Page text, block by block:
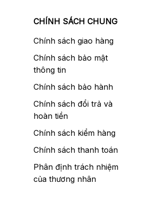
CHÍNH SÁCH CHUNG
Chính sách giao hàng
Chính sách bảo mật
thông tin
Chính sách bảo hành
Chính sách đổi trả và
hoàn tiền
Chính sách kiểm hàng
Chính sách thanh toán
Phân định trách nhiệm
của thương nhân